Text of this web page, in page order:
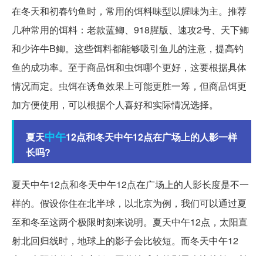
在冬天和初春钓鱼时，常用的饵料味型以腥味为主。推荐
几种常用的饵料：老款蓝鲫、918腥版、速攻2号、天下鲫
和少许牛B鲫。这些饵料都能够吸引鱼儿的注意，提高钓
鱼的成功率。至于商品饵和虫饵哪个更好，这要根据具体
情况而定。虫饵在诱鱼效果上可能更胜一筹，但商品饵更
加方便使用，可以根据个人喜好和实际情况选择。
夏天中午12点和冬天中午12点在广场上的人影一样
长吗?
夏天中午12点和冬天中午12点在广场上的人影长度是不一
样的。假设你住在北半球，以北京为例，我们可以通过夏
至和冬至这两个极限时刻来说明。夏天中午12点，太阳直
射北回归线时，地球上的影子会比较短。而冬天中午12